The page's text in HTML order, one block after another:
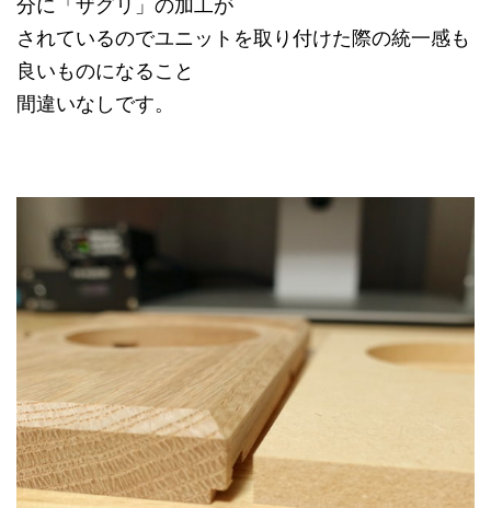
分に「ザグリ」の加工が
されているのでユニットを取り付けた際の統一感も
良いものになること
間違いなしです。